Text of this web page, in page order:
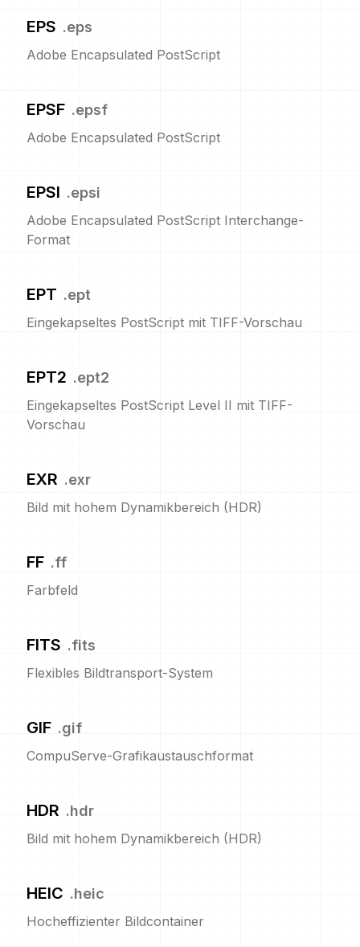
EPS .eps
Adobe Encapsulated PostScript
EPSF .epsf
Adobe Encapsulated PostScript
EPSI .epsi
Adobe Encapsulated PostScript Interchange-
Format
EPT .ept
Eingekapseltes PostScript mit TIFF-Vorschau
EPT2 .ept2
Eingekapseltes PostScript Level II mit TIFF-
Vorschau
EXR .exr
Bild mit hohem Dynamikbereich (HDR)
FF .ff
Farbfeld
FITS .fits
Flexibles Bildtransport-System
GIF .gif
CompuServe-Grafikaustauschformat
HDR .hdr
Bild mit hohem Dynamikbereich (HDR)
HEIC .heic
Hocheffizienter Bildcontainer